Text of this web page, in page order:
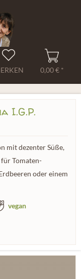
0,00 € *
I.G.P.
mit dezenter Süße,
Tomaten-
oder einem
vegan